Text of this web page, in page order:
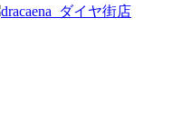
dracaena_ダイヤ街店